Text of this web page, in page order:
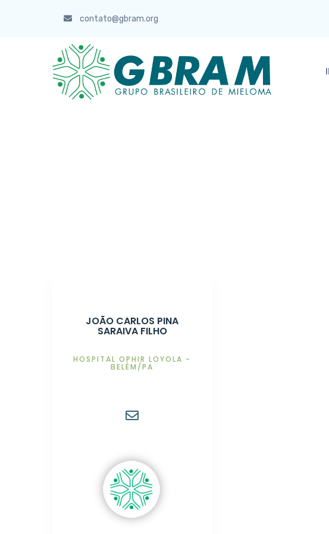
contato@gbram.org
JOÃO CARLOS PINA
SARAIVA FILHO
HOSPITAL OPHIR LOYOLA -
BELÉM/PA